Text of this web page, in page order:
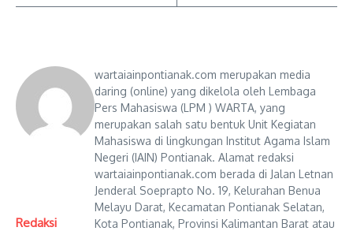
Redaksi
wartaiainpontianak.com merupakan media
daring (online) yang dikelola oleh Lembaga
Pers Mahasiswa (LPM ) WARTA, yang
merupakan salah satu bentuk Unit Kegiatan
Mahasiswa di lingkungan Institut Agama Islam
Negeri (IAIN) Pontianak. Alamat redaksi
wartaiainpontianak.com berada di Jalan Letnan
Jenderal Soeprapto No. 19, Kelurahan Benua
Melayu Darat, Kecamatan Pontianak Selatan,
Kota Pontianak, Provinsi Kalimantan Barat atau